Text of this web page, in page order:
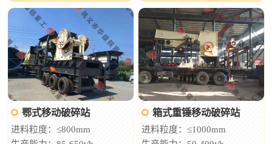
鄂式移动破碎站
进料粒度：≤800mm
箱式重锤移动破碎站
进料粒度：≤1000mm